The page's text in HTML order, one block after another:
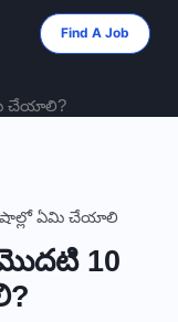
Find A Job
చేయాలి?
మొదటి 10